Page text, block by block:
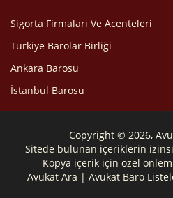
Sigorta Firmaları Ve Acenteleri
Türkiye Barolar Birliği
Ankara Barosu
İstanbul Barosu
Copyright © 2026,
Sitede bulunan içeriklerin
Kopya içerik için özel
Avukat Ara | Avukat Baro